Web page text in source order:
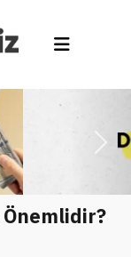
Next